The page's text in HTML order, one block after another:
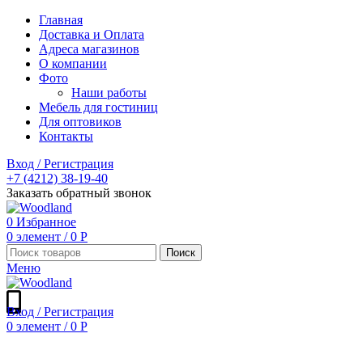
Главная
Доставка и Оплата
Адреса магазинов
О компании
Фото
Наши работы
Мебель для гостиниц
Для оптовиков
Контакты
Вход / Регистрация
+7 (4212) 38-19-40
Заказать обратный звонок
0 Избранное
0 элемент / 0 Р
Поиск
Меню
Вход / Регистрация
0 элемент / 0 Р